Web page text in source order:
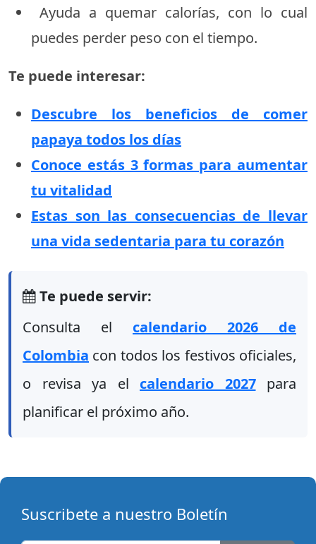
Ayuda a quemar calorías, con lo cual
puedes perder peso con el tiempo.
Te puede interesar:
Descubre los beneficios de comer
papaya todos los días
Conoce estás 3 formas para aumentar
tu vitalidad
Estas son las consecuencias de llevar
una vida sedentaria para tu corazón
Te puede servir:
Consulta el calendario 2026 de
Colombia con todos los festivos oficiales,
o revisa ya el calendario 2027para
planificar el próximo año.
Suscribete a nuestro Boletín